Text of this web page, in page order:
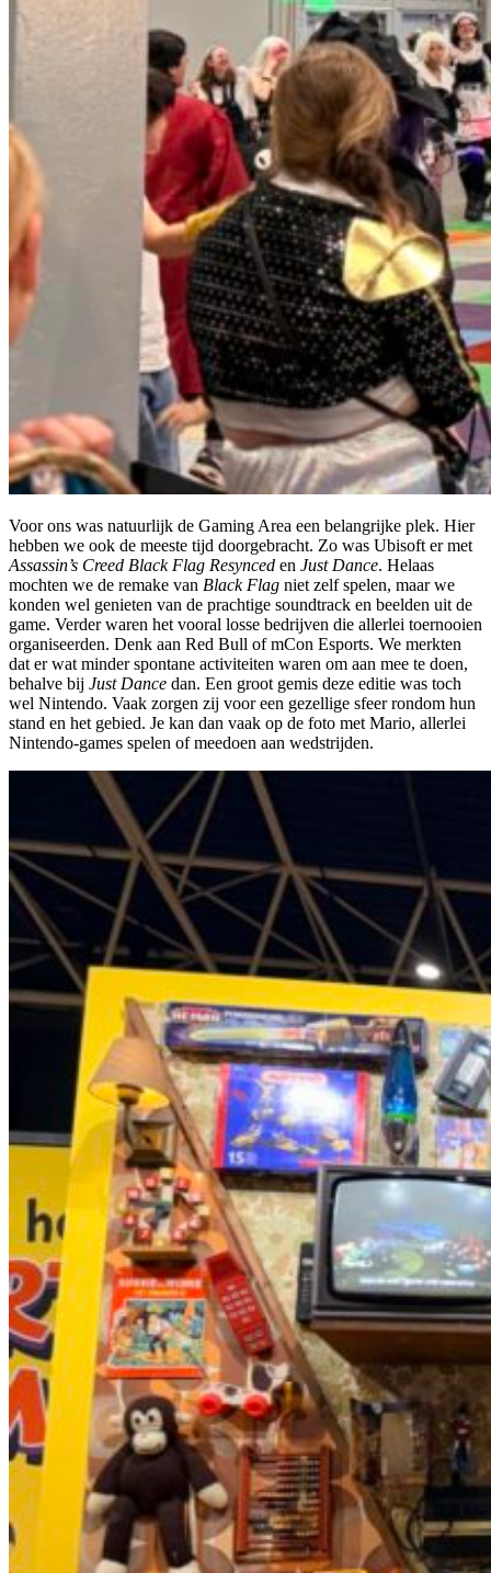
Voor ons was natuurlijk de Gaming Area een belangrijke plek. Hier
hebben we ook de meeste tijd doorgebracht. Zo was Ubisoft er met
Assassin’s Creed Black Flag Resynced en Just Dance. Helaas
mochten we de remake van Black Flag niet zelf spelen, maar we
konden wel genieten van de prachtige soundtrack en beelden uit de
game. Verder waren het vooral losse bedrijven die allerlei toernooien
organiseerden. Denk aan Red Bull of mCon Esports. We merkten
dat er wat minder spontane activiteiten waren om aan mee te doen,
behalve bij Just Dance dan. Een groot gemis deze editie was toch
wel Nintendo. Vaak zorgen zij voor een gezellige sfeer rondom hun
stand en het gebied. Je kan dan vaak op de foto met Mario, allerlei
Nintendo-games spelen of meedoen aan wedstrijden.